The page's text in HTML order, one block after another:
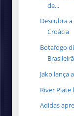
de...
Descubra
Croácia
Botafogo
Jako lança
River Plate
Adidas